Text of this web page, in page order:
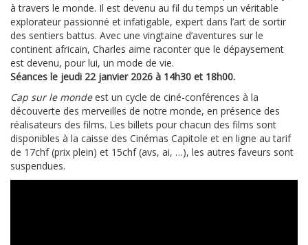
à travers le monde. Il est devenu au fil du temps un véritable
explorateur passionné et infatigable, expert dans l’art de sortir
des sentiers battus. Avec une vingtaine d’aventures sur le
continent africain, Charles aime raconter que le dépaysement
est devenu, pour lui, un mode de vie.
Séances le jeudi 22 janvier 2026 à 14h30 et 18h00.
Cap sur le mondeest un cycle de ciné-conférences à la
découverte des merveilles de notre monde, en présence des
réalisateurs des films. Les billets pour chacun des films sont
disponibles à la caisse des Cinémas Capitole et en ligne au tarif
de 17chf (prix plein) et 15chf (avs, ai, …), les autres faveurs sont
suspendues.